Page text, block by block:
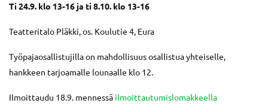
Ti 24.9. klo 13-16 ja ti 8.10. klo 13-16
Teatteritalo Pläkki, os. Koulutie 4, Eura
Työpajaosallistujilla on mahdollisuus osallistua yhteiselle,
hankkeen tarjoamalle lounaalle klo 12.
Ilmoittaudu 18.9. mennessä ilmoittautumislomakkeella